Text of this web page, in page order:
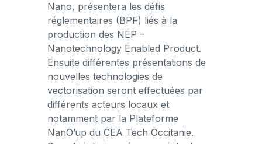
Nano, présentera les défis
réglementaires (BPF) liés à la
production des NEP –
Nanotechnology Enabled Product.
Ensuite différentes présentations de
nouvelles technologies de
vectorisation seront effectuées par
différents acteurs locaux et
notamment par la Plateforme
NanO’up du CEA Tech Occitanie.